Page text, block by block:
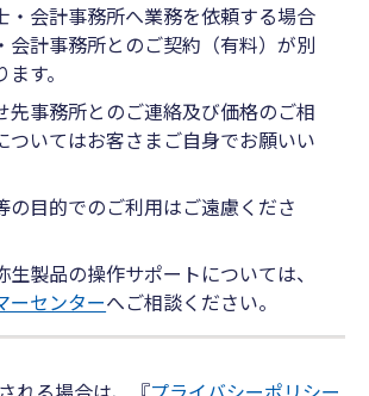
・会計事務所へ業務を依頼する場合
会計事務所とのご契約（有料）が別
す。
先事務所とのご連絡及び価格のご相
ついてはお客さまご自身でお願いい
の目的でのご利用はご遠慮くださ
生製品の操作サポートについては、
ーセンターへご相談ください。